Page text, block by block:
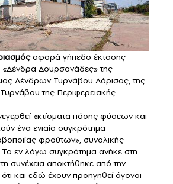
αφορά γήπεδο έκτασης
«Δένδρα Δουρσανάδες» της
Δένδρων Τυρνάβου Λάρισας, της
της Περιφερειακής
«κτίσματα πάσης φύσεων και
ένα ενιαίο συγκρότημα
φρούτων», συνολικής
Το εν λόγω συγκρότημα ανήκε στη
συνέχεια αποκτήθηκε από την
και εδώ έχουν προηγηθεί άγονοι